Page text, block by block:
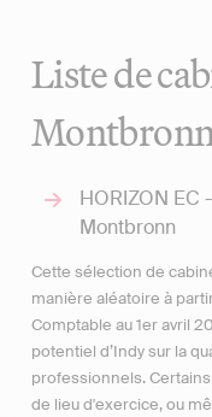
Liste de
HORIZON EC
Montbronn
Cette sélection de
manière aléatoire à
Comptable au 1er avril
potentiel d’Indy sur la
professionnels.
de lieu d'exercice, ou